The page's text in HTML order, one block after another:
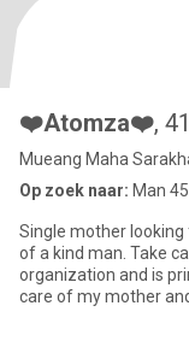
❤️Atomza❤️, 41
Mueang Maha
Op zoek naar: Man
Single mother
of a kind man. Take
organization and is
care of my mother